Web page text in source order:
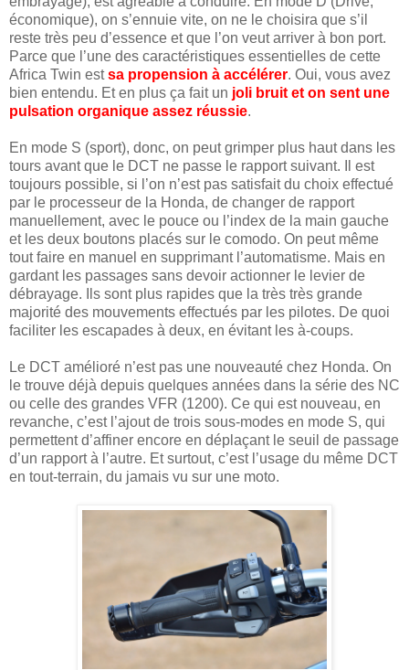
économique), on s’ennuie vite, on ne le choisira que s’il
reste très peu d’essence et que l’on veut arriver à bon port.
Parce que l’une des caractéristiques essentielles de cette
Africa Twin estsa propension à accélérer. Oui, vous avez
bien entendu. Et en plus ça fait un joli bruit et on sent une
pulsation organique assez réussie.
En mode S (sport), donc, on peut grimper plus haut dans les
tours avant que le DCT ne passe le rapport suivant. Il est
toujours possible, si l’on n’est pas satisfait du choix effectué
par le processeur de la Honda, de changer de rapport
manuellement, avec le pouce ou l’index de la main gauche
et les deux boutons placés sur le comodo. On peut même
tout faire en manuel en supprimant l’automatisme. Mais en
gardant les passages sans devoir actionner le levier de
débrayage. Ils sont plus rapides que la très très grande
majorité des mouvements effectués par les pilotes. De quoi
faciliter les escapades à deux, en évitant les à-coups.
Le DCT amélioré n’est pas une nouveauté chez Honda. On
le trouve déjà depuis quelques années dans la série des NC
ou celle des grandes VFR (1200). Ce qui est nouveau, en
revanche, c’est l’ajout de trois sous-modes en mode S, qui
permettent d’affiner encore en déplaçant le seuil de passage
d’un rapport à l’autre. Et surtout, c’est l’usage du même DCT
en tout-terrain, du jamais vu sur une moto.